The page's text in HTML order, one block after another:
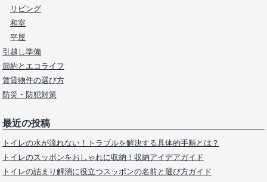
リビング
和室
平屋
引越し準備
節約とエコライフ
賃貸物件の選び方
防災・防犯対策
最近の投稿
トイレの水が流れない！トラブルを解決する具体的手順とは？
トイレのスッポンをおしゃれに収納！収納アイデアガイド
トイレの詰まり解消に役立つスッポンの名前と選び方ガイド